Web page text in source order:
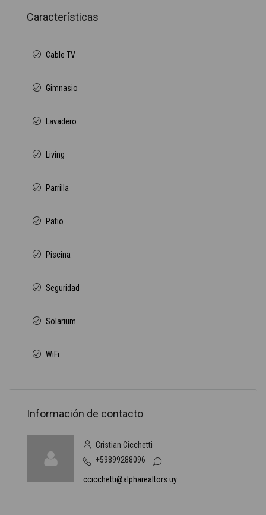
Características
Cable TV
Gimnasio
Lavadero
Living
Parrilla
Patio
Piscina
Seguridad
Solarium
WiFi
Información de contacto
Cristian Cicchetti
+59899288096
ccicchetti@alpharealtors.uy